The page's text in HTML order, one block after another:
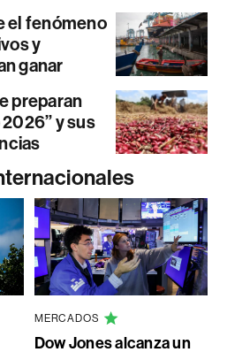
el fenómeno
y
ganar
preparan
y sus
MERCADOS
Dow Jones alcanza un